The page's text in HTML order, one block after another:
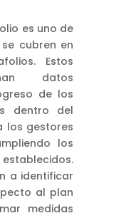
es uno de
cubren en
Estos
datos
de los
dentro del
los gestores
los
a identificar
al plan
medidas